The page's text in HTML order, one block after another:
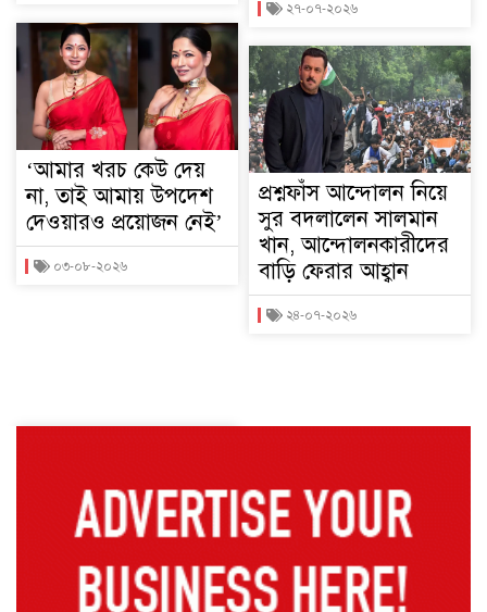
‘আমার খরচ কেউ দেয়
না, তাই আমায় উপদেশ
দেওয়ারও প্রয়োজন নেই’
০৩-০৮-২০২৬
২৭-০৭-২০২৬
প্রশ্নফাঁস আন্দোলন নিয়ে
সুর বদলালেন সালমান
খান, আন্দোলনকারীদের
বাড়ি ফেরার আহ্বান
২৪-০৭-২০২৬